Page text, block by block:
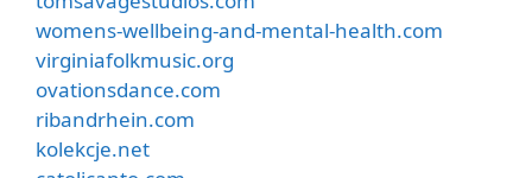
womens-wellbeing-and-mental-health.com
virginiafolkmusic.org
ovationsdance.com
ribandrhein.com
kolekcje.net